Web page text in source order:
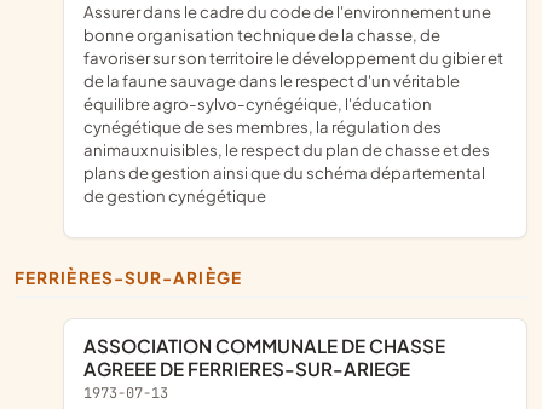
Assurer dans le cadre du code de l'environnement une
bonne organisation technique de la chasse, de
favoriser sur son territoire le développement du gibier et
de la faune sauvage dans le respect d'un véritable
équilibre agro-sylvo-cynégéique, l'éducation
cynégétique de ses membres, la régulation des
animaux nuisibles, le respect du plan de chasse et des
plans de gestion ainsi que du schéma départemental
de gestion cynégétique
FERRIÈRES-SUR-ARIÈGE
ASSOCIATION COMMUNALE DE CHASSE
AGREEE DE FERRIERES-SUR-ARIEGE
1973-07-13